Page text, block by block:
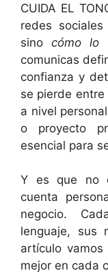
CUIDA EL
redes
sinocómo lo
comunicas
confianza y
se pierde
a nivel
o proyecto
esencial para
Y es que no
cuenta
negocio.
lenguaje, sus
artículo
mejor en cada